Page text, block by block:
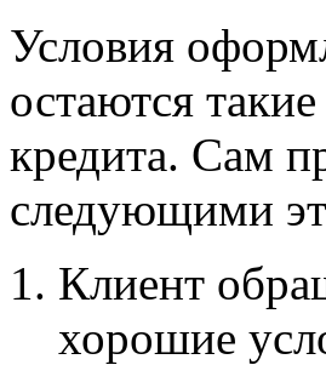
Условия
остаются
кредита. Сам
следующими
Клиент
хорошие